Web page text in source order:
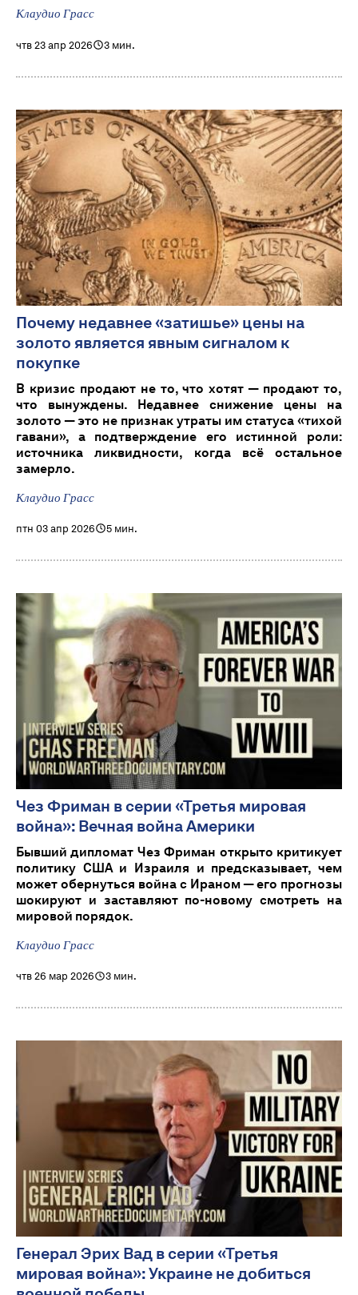
Клаудио Грасс
чтв 23 апр 2026 3 мин.
Почему недавнее «затишье» цены на
золото является явным сигналом к
покупке
В кризис продают не то, что хотят — продают то,
что вынуждены. Недавнее снижение цены на
золото — это не признак утраты им статуса «тихой
гавани», а подтверждение его истинной роли:
источника ликвидности, когда всё остальное
замерло.
Клаудио Грасс
птн 03 апр 2026 5 мин.
Чез Фриман в серии «Третья мировая
война»: Вечная война Америки
Бывший дипломат Чез Фриман открыто критикует
политику США и Израиля и предсказывает, чем
может обернуться война с Ираном — его прогнозы
шокируют и заставляют по-новому смотреть на
мировой порядок.
Клаудио Грасс
чтв 26 мар 2026 3 мин.
Генерал Эрих Вад в серии «Третья
мировая война»: Украине не добиться